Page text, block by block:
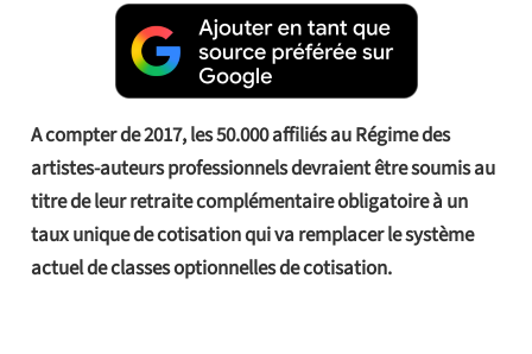
A compter de 2017, les 50.000 affiliés au Régime des
artistes-auteurs professionnels devraient être soumis au
titre de leur retraite complémentaire obligatoire à un
taux unique de cotisation qui va remplacer le système
actuel de classes optionnelles de cotisation.